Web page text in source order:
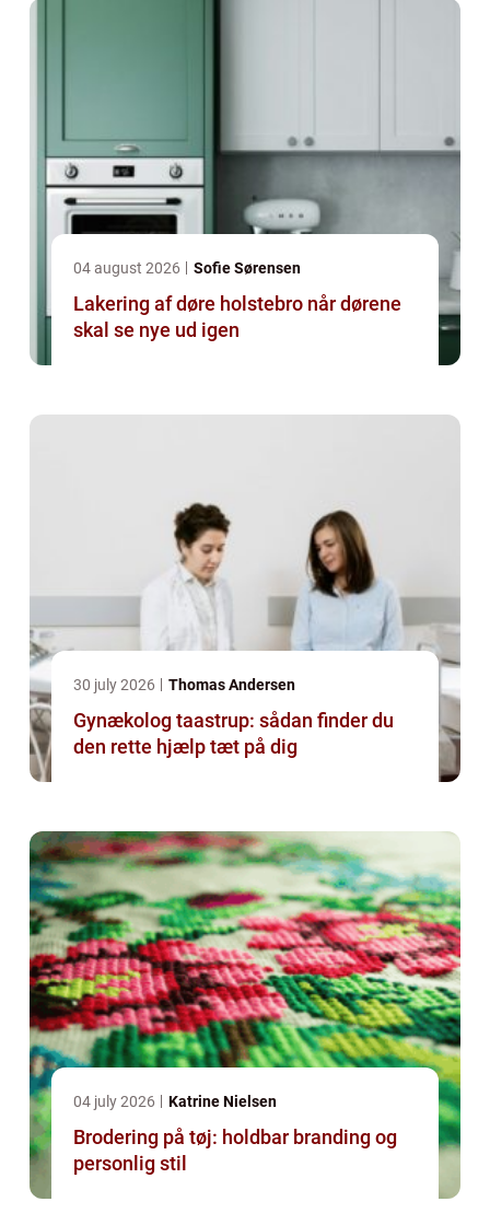
04 august 2026 Sofie Sørensen
Lakering af døre holstebro når dørene
skal se nye ud igen
30 july 2026 Thomas Andersen
Gynækolog taastrup: sådan finder du
den rette hjælp tæt på dig
04 july 2026 Katrine Nielsen
Brodering på tøj: holdbar branding og
personlig stil